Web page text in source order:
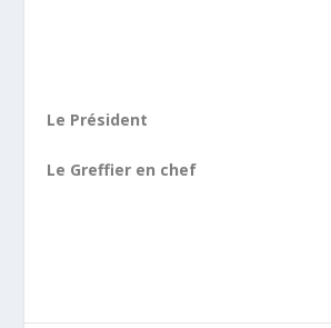
Le Président
Le Greffier en chef